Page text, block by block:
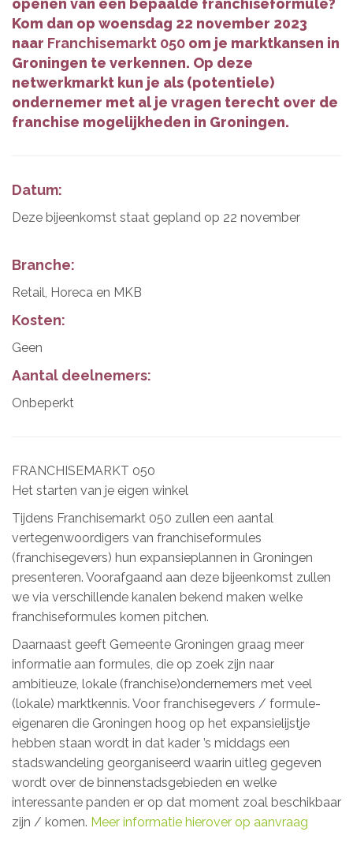
openen van een bepaalde franchiseformule?
Kom dan op woensdag 22 november 2023
naar Franchisemarkt 050 om je marktkansen in
Groningen te verkennen. Op deze
netwerkmarkt kun je als (potentiele)
ondernemer met al je vragen terecht over de
franchise mogelijkheden in Groningen.
Datum:
Deze bijeenkomst staat gepland op 22 november
Branche:
Retail, Horeca en MKB
Kosten:
Geen
Aantal deelnemers:
Onbeperkt
FRANCHISEMARKT 050
Het starten van je eigen winkel
Tijdens Franchisemarkt 050 zullen een aantal
vertegenwoordigers van franchiseformules
(franchisegevers) hun expansieplannen in Groningen
presenteren. Voorafgaand aan deze bijeenkomst zullen
we via verschillende kanalen bekend maken welke
franchiseformules komen pitchen.
Daarnaast geeft Gemeente Groningen graag meer
informatie aan formules, die op zoek zijn naar
ambitieuze, lokale (franchise)ondernemers met veel
(lokale) marktkennis. Voor franchisegevers / formule-
eigenaren die Groningen hoog op het expansielijstje
hebben staan wordt in dat kader ’s middags een
stadswandeling georganiseerd waarin uitleg gegeven
wordt over de binnenstadsgebieden en welke
interessante panden er op dat moment zoal beschikbaar
zijn / komen. Meer informatie hierover op aanvraag